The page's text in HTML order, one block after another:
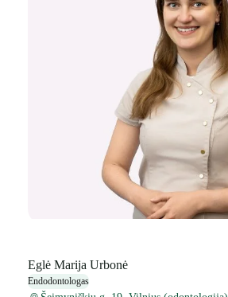
Eglė Marija Urbonė
Endodontologas